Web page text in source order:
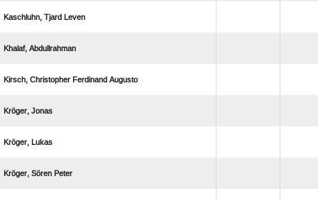
  
 
   
 
 
  